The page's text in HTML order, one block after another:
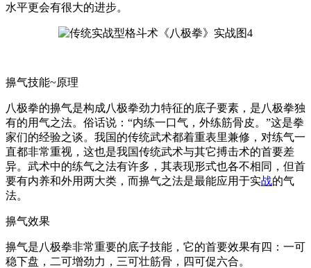
水平更会有很大的进步。
擤气技能~原理
八极拳的擤气是构成八极拳劲力特征的底子要素，是八极拳独
有的用气之法。俗话说：“内练一口气，外练筋骨皮。”这是拳
家们的经验之谈。我国的传统武术都着重表里兼修，对练气一
直都非常重视，这也是我国传统武术与其它搏击术的首要差
异。武术中的练气之法有许多，其表现形式也各不相同，但首
要有内养和外用两大类，而擤气之法是最能应用于实战的气
法。
擤气效果
擤气是八极拳非常重要的底子技能，它的首要效果有四：一可
稳下盘，二可增劲力，三可壮筋骨，四可促六合。